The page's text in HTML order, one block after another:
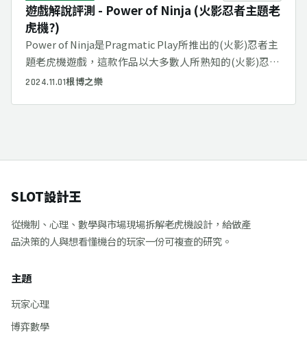
遊戲解說評測 - Power of Ninja (火影忍者主題老
虎機?)
Power of Ninja是Pragmatic Play所推出的(火影)忍者主
題老虎機遊戲，這款作品以大多數人所熟知的(火影)忍者
當主題為特色
2024.11.01根博之樂
SLOT設計王
從機制、心理、數學與市場現場拆解老虎機設計，給做產
品決策的人與想看懂機台的玩家一份可複查的研究。
主題
玩家心理
博弈數學